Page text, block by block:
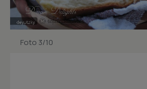
Foto 3/10